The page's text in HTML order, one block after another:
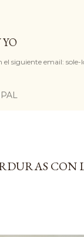
YO
siguiente email: sole-
CON